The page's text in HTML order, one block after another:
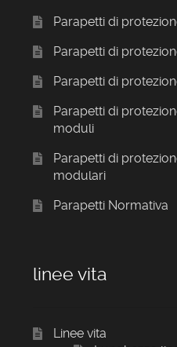
Parapetti di
Parapetti di
Parapetti di
Parapetti di
moduli
Parapetti di
modulari
Parapetti Normativa
linee vita
Linee vita